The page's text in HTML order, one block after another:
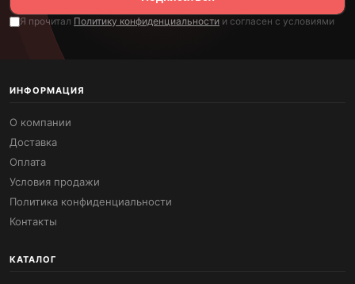
Я прочитал Политику конфиденциальности и согласен с условиями
ИНФОРМАЦИЯ
О компании
Доставка
Оплата
Условия продажи
Политика конфиденциальности
Контакты
КАТАЛОГ